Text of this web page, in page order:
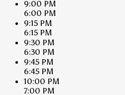
9:00 PM
6:00 PM
9:15 PM
6:15 PM
9:30 PM
6:30 PM
9:45 PM
6:45 PM
10:00 PM
7:00 PM